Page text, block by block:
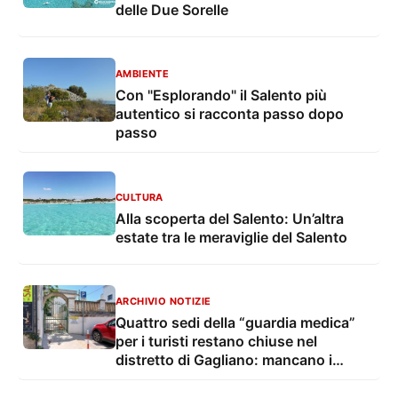
delle Due Sorelle
AMBIENTE
Con "Esplorando" il Salento più
autentico si racconta passo dopo
passo
CULTURA
Alla scoperta del Salento: Un’altra
estate tra le meraviglie del Salento
ARCHIVIO NOTIZIE
Quattro sedi della “guardia medica”
per i turisti restano chiuse nel
distretto di Gagliano: mancano i